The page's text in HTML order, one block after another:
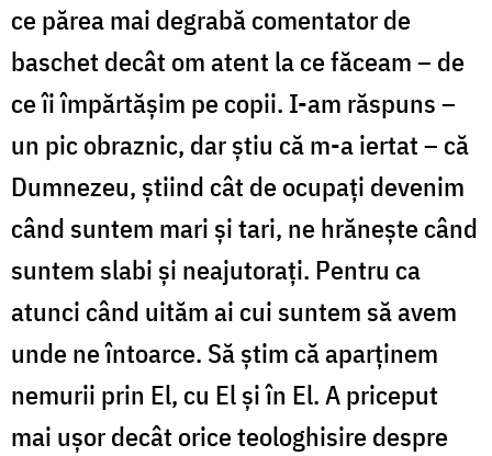
ce părea mai degrabă comentator de
baschet decât om atent la ce făceam – de
ce îi împărtășim pe copii. I-am răspuns –
un pic obraznic, dar știu că m-a iertat – că
Dumnezeu, știind cât de ocupați devenim
când suntem mari și tari, ne hrănește când
suntem slabi și neajutorați. Pentru ca
atunci când uităm ai cui suntem să avem
unde ne întoarce. Să știm că aparținem
nemurii prin El, cu El și în El. A priceput
mai ușor decât orice teologhisire despre